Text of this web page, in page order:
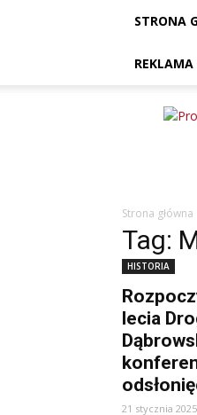
STRONA
REKLAMA
Strona główna
Tag:
HISTORIA
lecia
21 stycznia 2025